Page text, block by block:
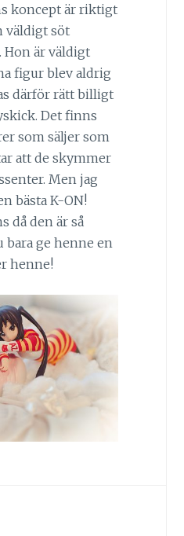
koncept är riktigt
väldigt söt
Hon är väldigt
figur blev aldrig
därför rätt billigt
Det finns
som säljer som
att de skymmer
Men jag
bästa K-ON!
då den är så
ge henne en
henne!